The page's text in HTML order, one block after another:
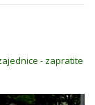
- zapratite